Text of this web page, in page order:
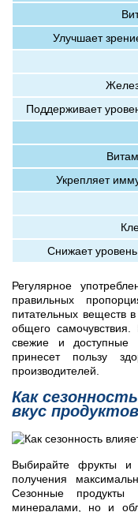
Улучшает
Поддерживает
Укрепляет
Снижает
Регулярное
правильных
питательных веществ
общего самочувствия.
свежие и доступные
принесет пользу
производителей.
Как
вкус продуктов
Выбирайте фрукты
получения
Сезонные
минералами, но и